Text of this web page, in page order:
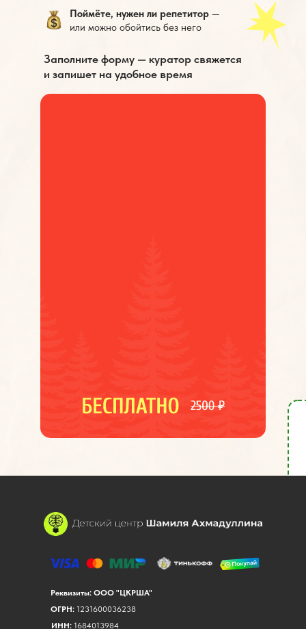
Поймёте, нужен ли репетитор —
или можно обойтись без него
Заполните форму — куратор свяжется
и запишет на удобное время
Реквизиты: ООО "ЦКРША"
ОГРН: 1231600036238
ИНН: 1684013984